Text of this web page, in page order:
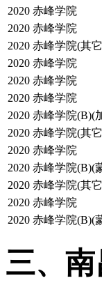
2020 赤峰学院
2020 赤峰学院
2020 赤峰学院(其
2020 赤峰学院
2020 赤峰学院
2020 赤峰学院
2020 赤峰学院(B)(
2020 赤峰学院(其
2020 赤峰学院
2020 赤峰学院(B)(
2020 赤峰学院(其
2020 赤峰学院
2020 赤峰学院(B)(
三、